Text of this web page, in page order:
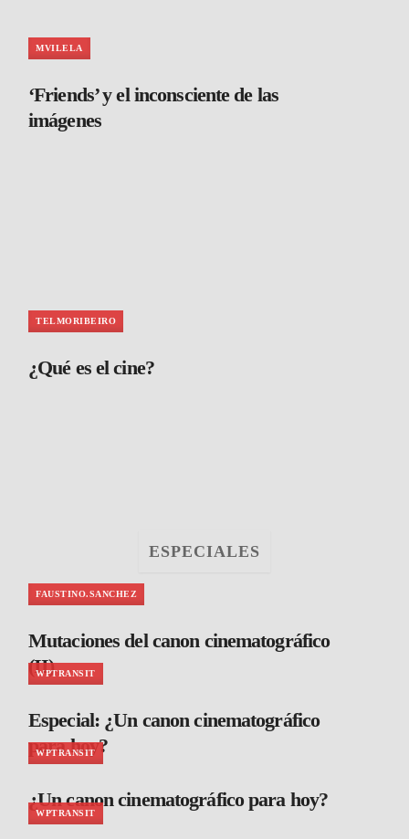
MVILELA
‘Friends’ y el inconsciente de las
imágenes
TELMORIBEIRO
¿Qué es el cine?
ESPECIALES
FAUSTINO.SANCHEZ
Mutaciones del canon cinematográfico
(II)
WPTRANSIT
Especial: ¿Un canon cinematográfico
para hoy?
WPTRANSIT
¿Un canon cinematográfico para hoy?
WPTRANSIT